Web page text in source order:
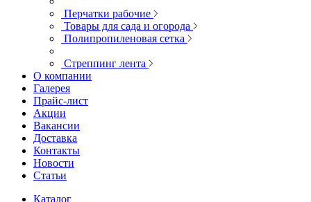
Перчатки рабочие
Товары для сада и огорода
Полипропиленовая сетка
Стреппинг лента
О компании
Галерея
Прайс-лист
Акции
Вакансии
Доставка
Контакты
Новости
Статьи
Каталог